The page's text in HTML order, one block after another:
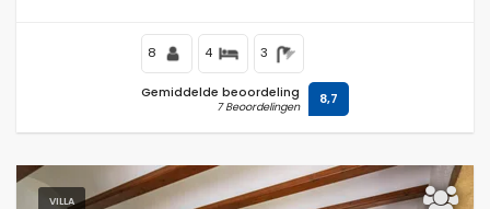
8 4 3
Gemiddelde beoordeling
7 Beoordelingen 8,7
VILLA